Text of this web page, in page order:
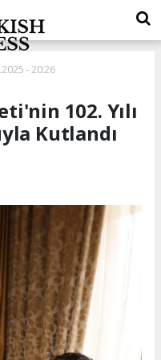
- 20:26
102. Yılı
Kutlandı